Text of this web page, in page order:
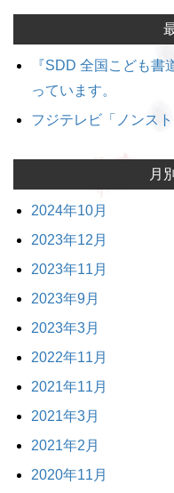
『SDD 全国こども書
っています。
フジテレビ「ノンス
月
2024年10月
2023年12月
2023年11月
2023年9月
2023年3月
2022年11月
2021年11月
2021年3月
2021年2月
2020年11月